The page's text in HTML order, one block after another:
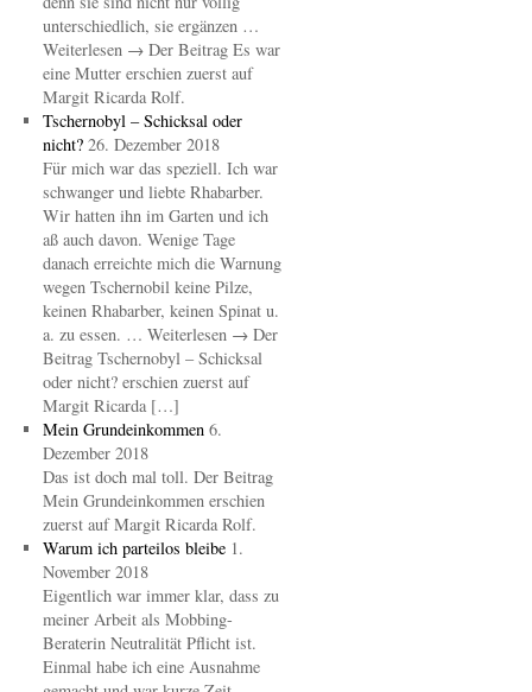
unterschiedlich, sie ergänzen …
Weiterlesen → Der Beitrag Es war
eine Mutter erschien zuerst auf
Margit Ricarda Rolf.
Tschernobyl – Schicksal oder
nicht? 26. Dezember 2018
Für mich war das speziell. Ich war
schwanger und liebte Rhabarber.
Wir hatten ihn im Garten und ich
aß auch davon. Wenige Tage
danach erreichte mich die Warnung
wegen Tschernobil keine Pilze,
keinen Rhabarber, keinen Spinat u.
a. zu essen. … Weiterlesen → Der
Beitrag Tschernobyl – Schicksal
oder nicht? erschien zuerst auf
Margit Ricarda […]
Mein Grundeinkommen 6.
Dezember 2018
Das ist doch mal toll. Der Beitrag
Mein Grundeinkommen erschien
zuerst auf Margit Ricarda Rolf.
Warum ich parteilos bleibe 1.
November 2018
Eigentlich war immer klar, dass zu
meiner Arbeit als Mobbing-
Beraterin Neutralität Pflicht ist.
Einmal habe ich eine Ausnahme